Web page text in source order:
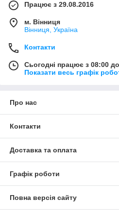
Працює з 29.08.2016
м. Вінниця
Вінниця, Україна
Контакти
Сьогодні працює з 08:00
Показати весь графік
Про нас
Контакти
Доставка та оплата
Графік роботи
Повна версія сайту